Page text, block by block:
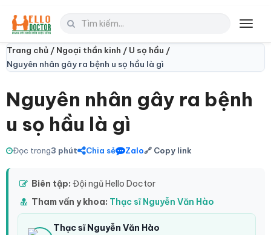
Trang chủ / Ngoại thần kinh / U sọ hầu /
Nguyên nhân gây ra bệnh u sọ hầu là gì
Nguyên nhân gây ra bệnh
u sọ hầu là gì
Đọc trong3 phút Chia sẻ Zalo🔗 Copy link
Biên tập: Đội ngũ Hello Doctor
Tham vấn y khoa: Thạc sĩ Nguyễn Văn Hào
Thạc sĩ Nguyễn Văn Hào